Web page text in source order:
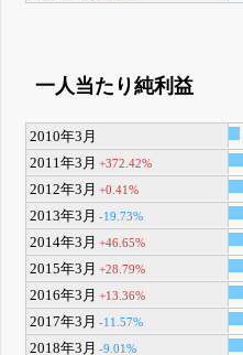
一人当たり純利益
2010年3月
2011年3月 +372.42%
2012年3月 +0.41%
2013年3月 -19.73%
2014年3月 +46.65%
2015年3月 +28.79%
2016年3月 +13.36%
2017年3月 -11.57%
2018年3月 -9.01%